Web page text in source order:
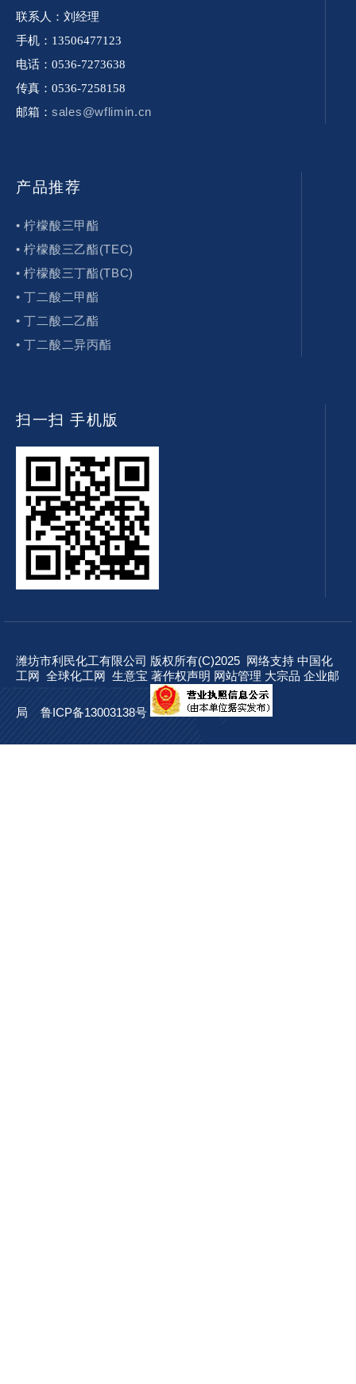
联系人：刘经理
手机：13506477123
电话：0536-7273638
传真：0536-7258158
邮箱： sales@wflimin.cn
产品推荐
• 柠檬酸三甲酯
• 柠檬酸三乙酯(TEC)
• 柠檬酸三丁酯(TBC)
• 丁二酸二甲酯
• 丁二酸二乙酯
• 丁二酸二异丙酯
扫一扫 手机版
潍坊市利民化工有限公司 版权所有(C)2025 网络支持 中国化
工网 全球化工网 生意宝 著作权声明 网站管理 大宗品 企业邮
局 鲁ICP备13003138号